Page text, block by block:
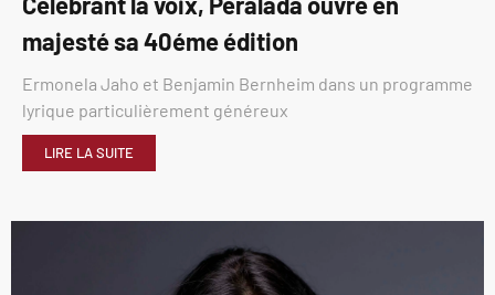
majesté sa 40éme édition
Ermonela Jaho et Benjamin Bernheim dans un programme
lyrique particulièrement généreux
LIRE LA SUITE